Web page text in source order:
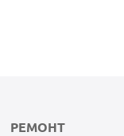
РЕМОНТ